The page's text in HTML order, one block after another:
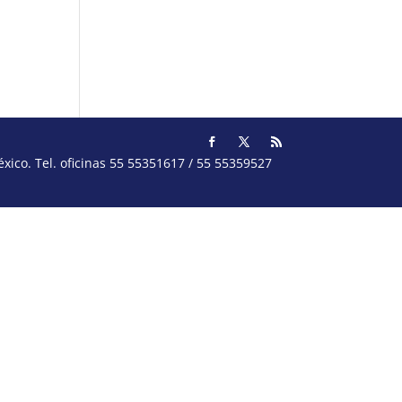
Tel. oficinas 55 55351617 / 55 55359527